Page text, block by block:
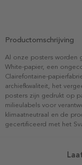
Productomschrijving
Al onze posters worden
White-papier, een
Clairefontaine-
archiefkwaliteit, het
posters zijn gedrukt op
milieulabels voor
klimaatneutraal en de
gecertificeerd met het